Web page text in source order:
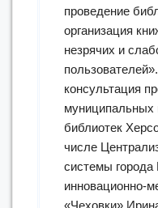
проведение
организация
незрячих и
консультация
муниципальных
библиотек
числе
системы
инновационно-
«Чеховки»